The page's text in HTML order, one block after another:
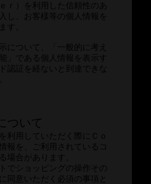
ｒ）を利用した信頼性のあ
し、お客様等の個人情報を
す。
について、「一般的に考え
」である個人情報を表示す
認証を経ないと到達できな
ついて
利用していただく際にＣｏ
報を、ご利用されているコ
場合があります。
でショッピングの操作その
同意いただく必須の事項と